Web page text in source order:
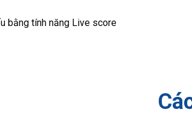
bằng tính năng Live score